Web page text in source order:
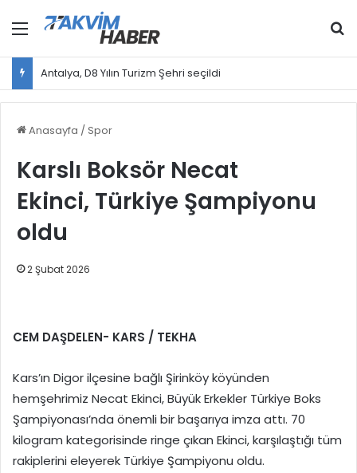
Menü
Antalya, D8 Yılın Turizm Şehri seçildi
Anasayfa / Spor
Karslı Boksör Necat
Ekinci, Türkiye Şampiyonu
oldu
2 Şubat 2026
CEM DAŞDELEN- KARS / TEKHA
Kars’ın Digor ilçesine bağlı Şirinköy köyünden
hemşehrimiz Necat Ekinci, Büyük Erkekler Türkiye Boks
Şampiyonası’nda önemli bir başarıya imza attı. 70
kilogram kategorisinde ringe çıkan Ekinci, karşılaştığı tüm
rakiplerini eleyerek Türkiye Şampiyonu oldu.